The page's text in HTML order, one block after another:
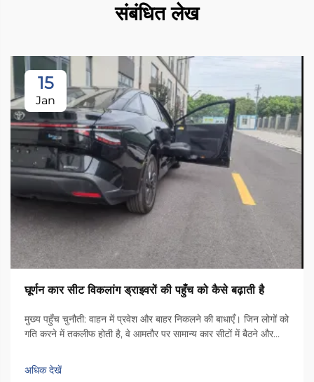
संबंधित लेख
15
Jan
घूर्णन कार सीट विकलांग ड्राइवरों की पहुँच को कैसे बढ़ाती है
मुख्य पहुँच चुनौती: वाहन में प्रवेश और बाहर निकलने की बाधाएँ। जिन लोगों को
गति करने में तकलीफ होती है, वे आमतौर पर सामान्य कार सीटों में बैठने और
अंदर पर्याप्त जगह नहीं होती है, जिससे लोगों को मोड़ना पड़ता है...
अधिक देखें